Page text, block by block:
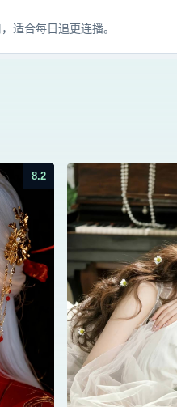
适合每日追更连播。
8.2